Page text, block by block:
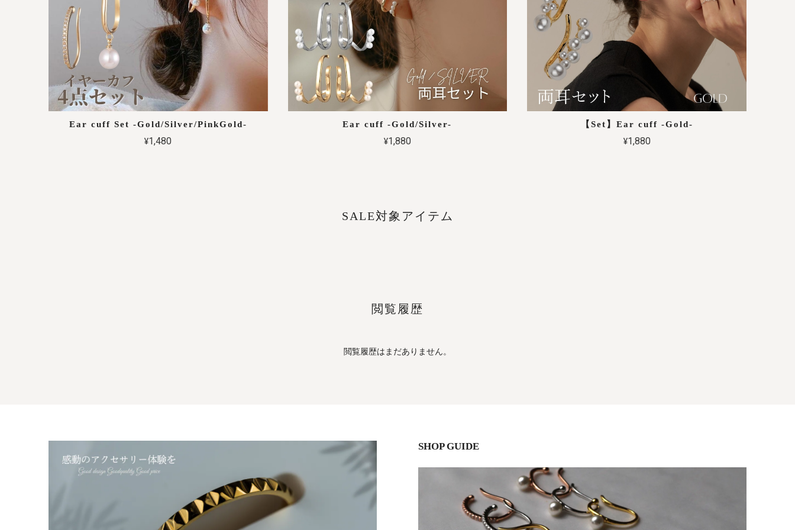
Ear cuff Set -Gold/Silver/PinkGold-
¥1,480
Ear cuff -Gold/Silver-
¥1,880
【Set】Ear cuff -Gold-
¥1,880
SALE対象アイテム
閲覧履歴
閲覧履歴はまだありません。
SHOP GUIDE